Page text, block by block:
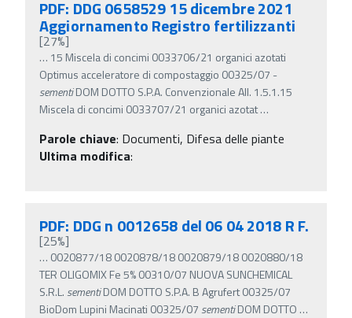
PDF: DDG 0658529 15 dicembre 2021
Aggiornamento Registro fertilizzanti
[27%]
… 15 Miscela di concimi 0033706/21 organici azotati
Optimus acceleratore di compostaggio 00325/07 -
sementiDOM DOTTO S.P.A. Convenzionale All. 1.5.1.15
Miscela di concimi 0033707/21 organici azotat…
Parole chiave: Documenti, Difesa delle piante
Ultima modifica:
PDF: DDG n 0012658 del 06 04 2018 R F.
[25%]
… 0020877/18 0020878/18 0020879/18 0020880/18
TER OLIGOMIX Fe 5% 00310/07 NUOVA SUNCHEMICAL
S.R.L. sementiDOM DOTTO S.P.A. B Agrufert 00325/07
BioDom Lupini Macinati 00325/07 sementiDOM DOTTO …